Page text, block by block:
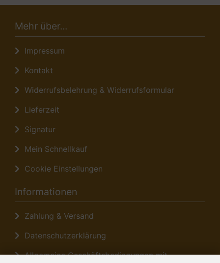
Mehr über...
Impressum
Kontakt
Widerrufsbelehrung & Widerrufsformular
Lieferzeit
Signatur
Mein Schnellkauf
Cookie Einstellungen
Informationen
Zahlung & Versand
Datenschutzerklärung
Allgemeine Geschäftsbedingungen mit